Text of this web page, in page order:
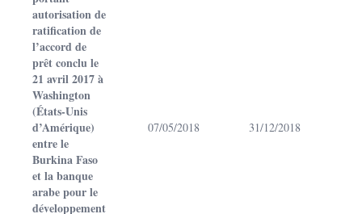
autorisation de
ratification de
l’accord de
prêt conclu le
21 avril 2017 à
Washington
(États-Unis
d’Amérique)
entre le
Burkina Faso
et la banque
arabe pour le
développement
07/05/2018 31/12/2018